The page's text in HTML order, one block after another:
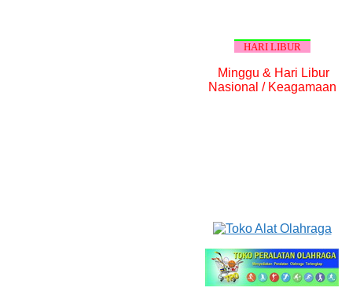
HARI LIBUR
Minggu & Hari Libur
Nasional / Keagamaan